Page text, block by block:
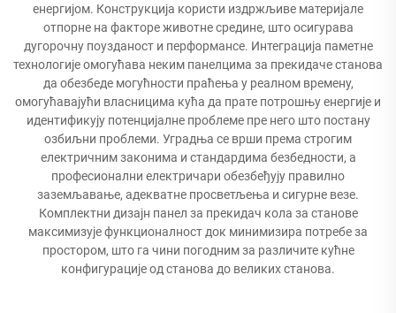
енергијом. Конструкција користи издржљиве материјале
отпорне на факторе животне средине, што осигурава
дугорочну поузданост и перформансе. Интеграција паметне
технологије омогућава неким панелцима за прекидаче станова
да обезбеде могућности праћења у реалном времену,
омогућавајући власницима кућа да прате потрошњу енергије и
идентификују потенцијалне проблеме пре него што постану
озбиљни проблеми. Уградња се врши према строгим
електричним законима и стандардима безбедности, а
професионални електричари обезбеђују правилно
заземљавање, адекватне просветљења и сигурне везе.
Комплектни дизајн панел за прекидач кола за станове
максимизује функционалност док минимизира потребе за
простором, што га чини погодним за различите кућне
конфигурације од станова до великих станова.